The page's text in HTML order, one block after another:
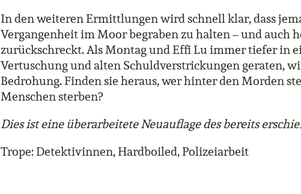
In den weiteren Ermittlungen wird schnell klar, dass
Vergangenheit im Moor begraben zu halten – und auch
zurückschreckt. Als Montag und Effi Lu immer tiefer in
Vertuschung und alten Schuldverstrickungen geraten,
Bedrohung. Finden sie heraus, wer hinter den Morden
Menschen sterben?
Dies ist eine überarbeitete Neuauflage des bereits
Trope: Detektivinnen, Hardboiled, Polizeiarbeit